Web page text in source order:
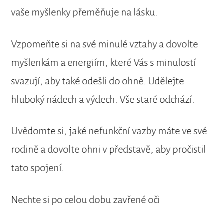
vaše myšlenky přeměňuje na lásku.
Vzpomeňte si na své minulé vztahy a dovolte
myšlenkám a energiím, které Vás s minulostí
svazují, aby také odešli do ohně. Udělejte
hluboký nádech a výdech. Vše staré odchází.
Uvědomte si, jaké nefunkční vazby máte ve své
rodině a dovolte ohni v představě, aby pročistil
tato spojení.
Nechte si po celou dobu zavřené oči